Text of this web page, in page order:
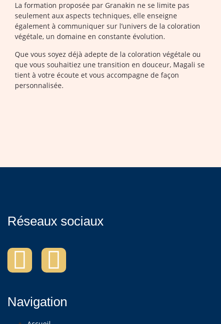
La formation proposée par Granakin ne se limite pas
seulement aux aspects techniques, elle enseigne
également à communiquer sur l’univers de la coloration
végétale, un domaine en constante évolution.
Que vous soyez déjà adepte de la coloration végétale ou
que vous souhaitiez une transition en douceur, Magali se
tient à votre écoute et vous accompagne de façon
personnalisée.
Réseaux sociaux
Navigation